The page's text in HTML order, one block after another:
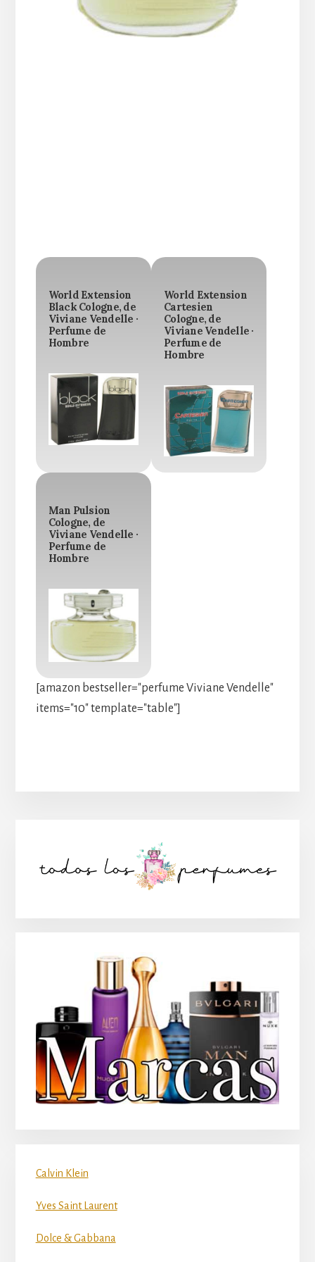
World Extension
Black Cologne, de
Viviane Vendelle ·
Perfume de
Hombre
World Extension
Cartesien
Cologne, de
Viviane Vendelle ·
Perfume de
Hombre
Man Pulsion
Cologne, de
Viviane Vendelle ·
Perfume de
Hombre
[amazon bestseller="perfume Viviane Vendelle"
items="10" template="table"]
lateral
Calvin Klein
Yves Saint Laurent
Dolce & Gabbana